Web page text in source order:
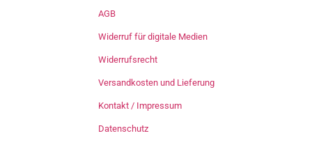
AGB
Widerruf für digitale Medien
Widerrufsrecht
Versandkosten und Lieferung
Kontakt / Impressum
Datenschutz